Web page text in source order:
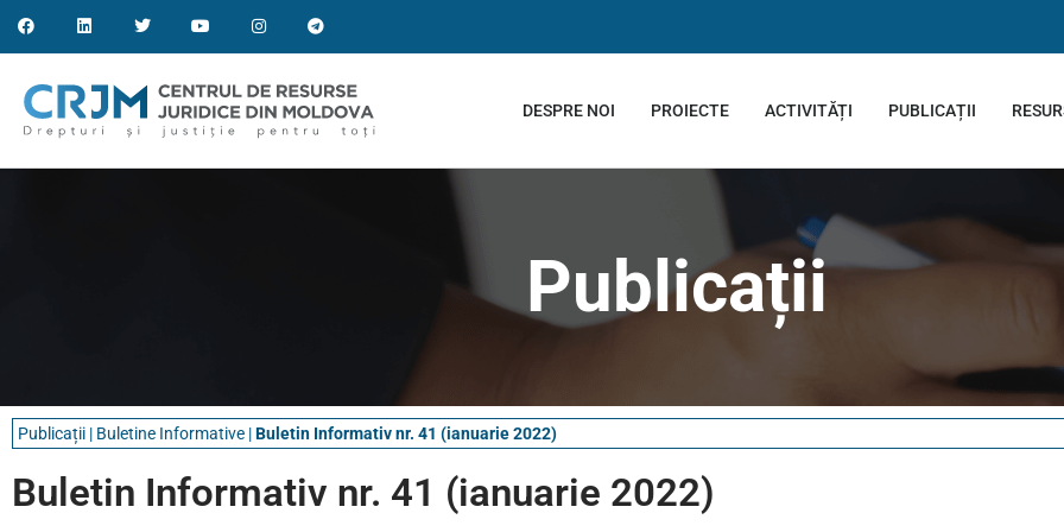
DESPRE NOI PROIECTE ACTIVITĂȚI PUBLICAȚII
Publicații
Publicații | Buletine Informative​ |Buletin Informativ nr. 41 (ianuarie 2022)
Buletin Informativ nr. 41 (ianuarie 2022)